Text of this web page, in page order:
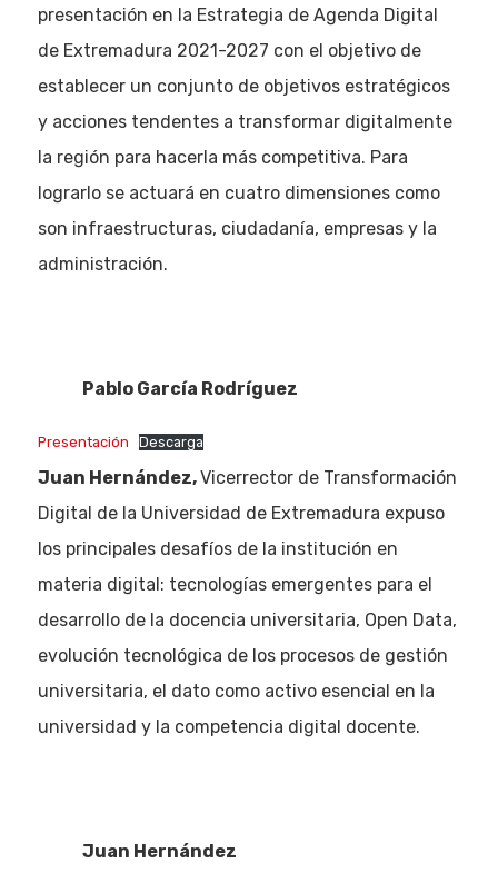
presentación en la Estrategia de Agenda Digital
de Extremadura 2021-2027 con el objetivo de
establecer un conjunto de objetivos estratégicos
y acciones tendentes a transformar digitalmente
la región para hacerla más competitiva. Para
lograrlo se actuará en cuatro dimensiones como
son infraestructuras, ciudadanía, empresas y la
administración.
Pablo García Rodríguez
Presentación Descarga
Juan Hernández,Vicerrector de Transformación
Digital de la Universidad de Extremadura expuso
los principales desafíos de la institución en
materia digital: tecnologías emergentes para el
desarrollo de la docencia universitaria, Open Data,
evolución tecnológica de los procesos de gestión
universitaria, el dato como activo esencial en la
universidad y la competencia digital docente.
Juan Hernández